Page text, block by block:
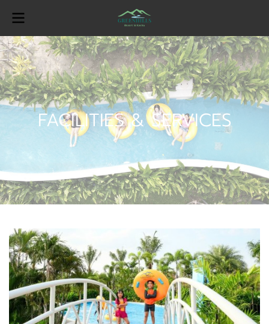
FACILITIES & SERVICES